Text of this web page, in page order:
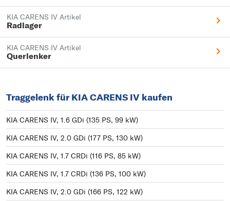
KIA CARENS IV Artikel
Radlager
KIA CARENS IV Artikel
Querlenker
Traggelenk für KIA CARENS IV kaufen
KIA CARENS IV, 1.6 GDi (135 PS, 99 kW)
KIA CARENS IV, 2.0 GDi (177 PS, 130 kW)
KIA CARENS IV, 1.7 CRDi (116 PS, 85 kW)
KIA CARENS IV, 1.7 CRDi (136 PS, 100 kW)
KIA CARENS IV, 2.0 GDi (166 PS, 122 kW)